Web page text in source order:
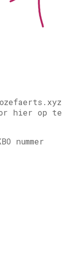
hier op te
nummer